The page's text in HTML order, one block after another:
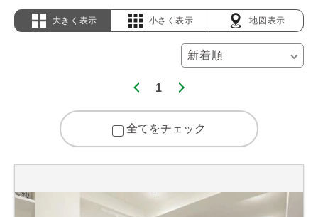
大きく表示 小さく表示 地図表示
1
全てをチェック